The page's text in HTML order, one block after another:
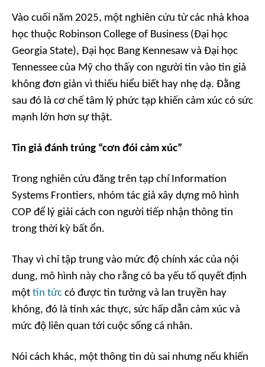
Vào cuối năm 2025, một nghiên cứu từ các nhà khoa
học thuộc Robinson College of Business (Đại học
Georgia State), Đại học Bang Kennesaw và Đại học
Tennessee của Mỹ cho thấy con người tin vào tin giả
không đơn giản vì thiếu hiểu biết hay nhẹ dạ. Đằng
sau đó là cơ chế tâm lý phức tạp khiến cảm xúc có sức
mạnh lớn hơn sự thật.
Tin giả đánh trúng “cơn đói cảm xúc”
Trong nghiên cứu đăng trên tạp chí Information
Systems Frontiers, nhóm tác giả xây dựng mô hình
COP để lý giải cách con người tiếp nhận thông tin
trong thời kỳ bất ổn.
Thay vì chỉ tập trung vào mức độ chính xác của nội
dung, mô hình này cho rằng có ba yếu tố quyết định
một tin tức có được tin tưởng và lan truyền hay
không, đó là tính xác thực, sức hấp dẫn cảm xúc và
mức độ liên quan tới cuộc sống cá nhân.
Nói cách khác, một thông tin dù sai nhưng nếu khiến